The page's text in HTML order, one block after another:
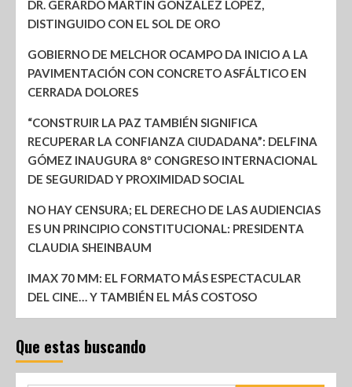
DR. GERARDO MARTÍN GONZÁLEZ LÓPEZ,
DISTINGUIDO CON EL SOL DE ORO
GOBIERNO DE MELCHOR OCAMPO DA INICIO A LA
PAVIMENTACIÓN CON CONCRETO ASFÁLTICO EN
CERRADA DOLORES
“CONSTRUIR LA PAZ TAMBIÉN SIGNIFICA
RECUPERAR LA CONFIANZA CIUDADANA”: DELFINA
GÓMEZ INAUGURA 8º CONGRESO INTERNACIONAL
DE SEGURIDAD Y PROXIMIDAD SOCIAL
NO HAY CENSURA; EL DERECHO DE LAS AUDIENCIAS
ES UN PRINCIPIO CONSTITUCIONAL: PRESIDENTA
CLAUDIA SHEINBAUM
IMAX 70 MM: EL FORMATO MÁS ESPECTACULAR
DEL CINE… Y TAMBIÉN EL MÁS COSTOSO
Que estas buscando